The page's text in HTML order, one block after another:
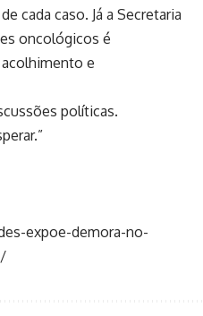
cada caso. Já a Secretaria
oncológicos é
e
políticas.
expoe-demora-no-